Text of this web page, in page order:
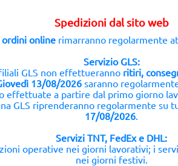
Spedizioni dal sito web
online rimarranno regolarmente
Servizio GLS:
GLS non effettueranno ritiri,
13/08/2026 saranno
effettuate a partire dal primo giorno
GLS riprenderanno regolarmente su
17/08/2026.
Servizi TNT, FedEx e DHL:
operative nei giorni lavorativi; i
nei giorni festivi.